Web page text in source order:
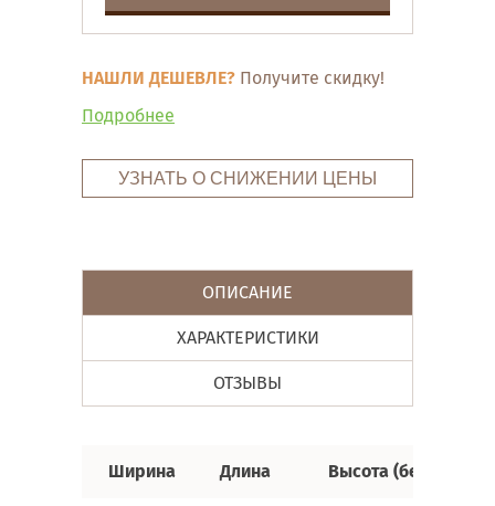
НАШЛИ ДЕШЕВЛЕ? Получите скидку!
Подробнее
УЗНАТЬ О СНИЖЕНИИ ЦЕНЫ
ОПИСАНИЕ
ХАРАКТЕРИСТИКИ
ОТЗЫВЫ
Ширина Длина Высота (без ножек)